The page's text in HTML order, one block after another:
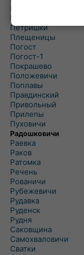
Пастовичи
Першаи
Петришки
Плещеницы
Погост
Погост-1
Покрашево
Положевичи
Поплавы
Правдинский
Привольный
Прилепы
Пуховичи
Радошковичи
Раевка
Раков
Ратомка
Речень
Рованичи
Рубежевичи
Рудавка
Руденск
Рудня
Саковщина
Самохваловичи
Сватки